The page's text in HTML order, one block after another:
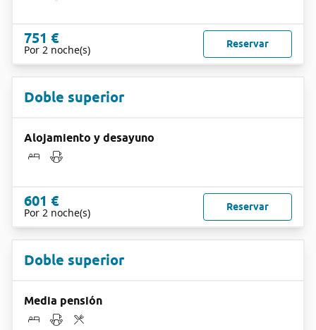
751 €
Por 2 noche(s) Reservar
Doble superior
Alojamiento y desayuno
601 €
Por 2 noche(s) Reservar
Doble superior
Media pensión